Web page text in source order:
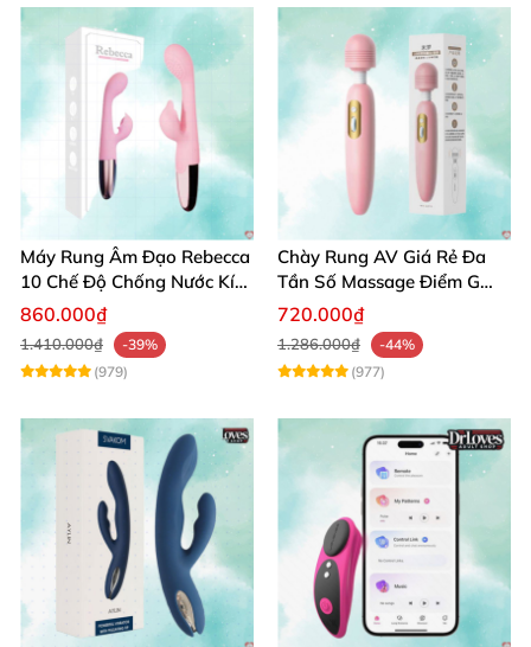
Máy Rung Âm Đạo Rebecca
10 Chế Độ Chống Nước Kích
Thích Điểm G
860.000₫
1.410.000₫
-39%
(979)
Chày Rung AV Giá Rẻ Đa
Tần Số Massage Điểm G
Mát Xa Âm Vật
720.000₫
1.286.000₫
-44%
(977)